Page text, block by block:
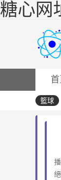
糖心网
首
籃球